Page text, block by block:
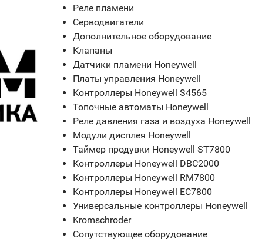
Реле пламени
Серводвигатели
Дополнительное оборудование
Клапаны
Датчики пламени Honeywell
Платы управления Honeywell
Контроллеры Honeywell S4565
Топочные автоматы Honeywell
Реле давления газа и воздуха Honeywell
Модули дисплея Honeywell
Таймер продувки Honeywell ST7800
Контроллеры Honeywell DBC2000
Контроллеры Honeywell RM7800
Контроллеры Honeywell EC7800
Универсальные контроллеры Honeywell
Kromschroder
Сопутствующее оборудование